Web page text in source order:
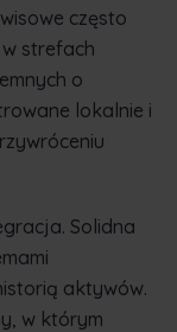
często
strefach
o
lokalnie i
Solidna
aktywów.
w którym